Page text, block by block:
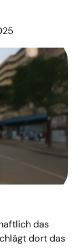
das
dort das